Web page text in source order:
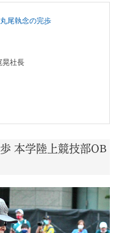
尾執念の完歩
晃社長
本学陸上競技部OB